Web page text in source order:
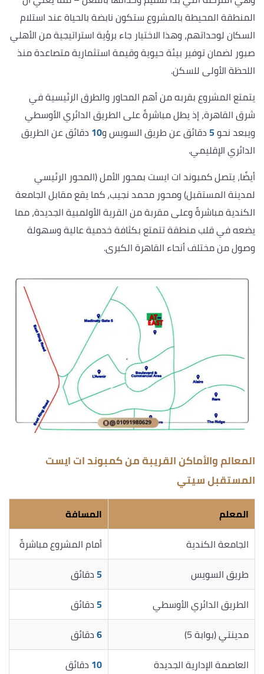
المنطقة المحيطة بالمشروع ستكون نابضة بالحياة عند استلام
السكان لوحداتهم، وهذا الاختيار جاء برؤية استراتيجية من الأهلي
صبور لضمان توفير بيئة حيوية وقيمة استثمارية متصاعدة منذ
اللحظة الأولى للسكن.
يتمتع المشروع بقربه من أهم المحاور والطرق الرئيسية في
شرق القاهرة، إذ يطل مباشرةً على الطريق الدائري الأوسطي
ويبعد نحو5 دقائق عن طريق السويس و10 دقائق عن الطريق
الدائري الإقليمي.
أيضًا، يتصل كمبوند ات ايست بمحور الأمل (المحور الرئيسي
لمدينة المستقبل) ومحور محمد نجيب، كما يقع مقابل الجامعة
الكندية مباشرةً وعلى مقربة من القرية الأولمبية الجديدة، مما
يضعه في قلب منطقة تتمتع بكثافة خدمية عالية وسهولة
وصول من مختلف أنحاء القاهرة الكبرى.
المعالم والأماكن القريبة من كمبوند ات ايست
المستقبل سيتي
المعلم
المسافة
الجامعة الكندية
أمام المشروع مباشرةً
طريق السويس
5 دقائق
الطريق الدائري الأوسطي
5 دقائق
مدينتي (بوابة 5)
6دقائق
العاصمة الإدارية الجديدة
10 دقائق